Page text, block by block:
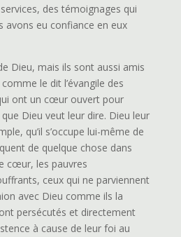
des témoignages qui
avons eu confiance en eux
Dieu, mais ils sont aussi amis
le dit l’évangile des
ont un cœur ouvert pour
Dieu veut leur dire. Dieu leur
qu’il s’occupe lui-même de
de quelque chose dans
cœur, les pauvres
ceux qui ne parviennent
avec Dieu comme ils la
persécutés et directement
à cause de leur foi au